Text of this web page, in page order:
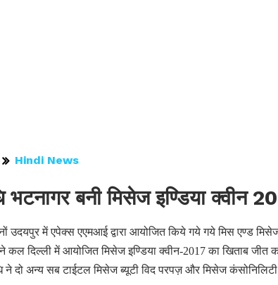
Hindi News
भटनागर बनी मिसेज इण्डिया क्वीन
उदयपुर में एपेक्स एएमआई द्वारा आयोजित किये गये गये मिस एण्ड
कल दिल्ली में आयोजित मिसेज इण्डिया क्वीन-2017 का खिताब जीत
ने दो अन्य सब टाईटल मिसेज ब्यूटी विद परपज़ और मिसेज